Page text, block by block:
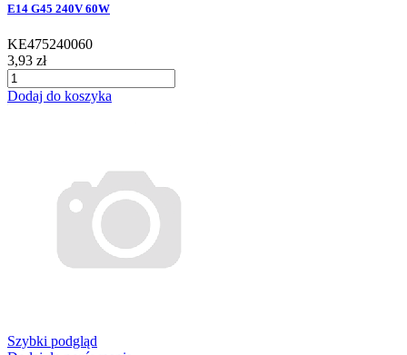
E14 G45 240V 60W
KE475240060
3,93 zł
Dodaj do koszyka
Szybki podgląd